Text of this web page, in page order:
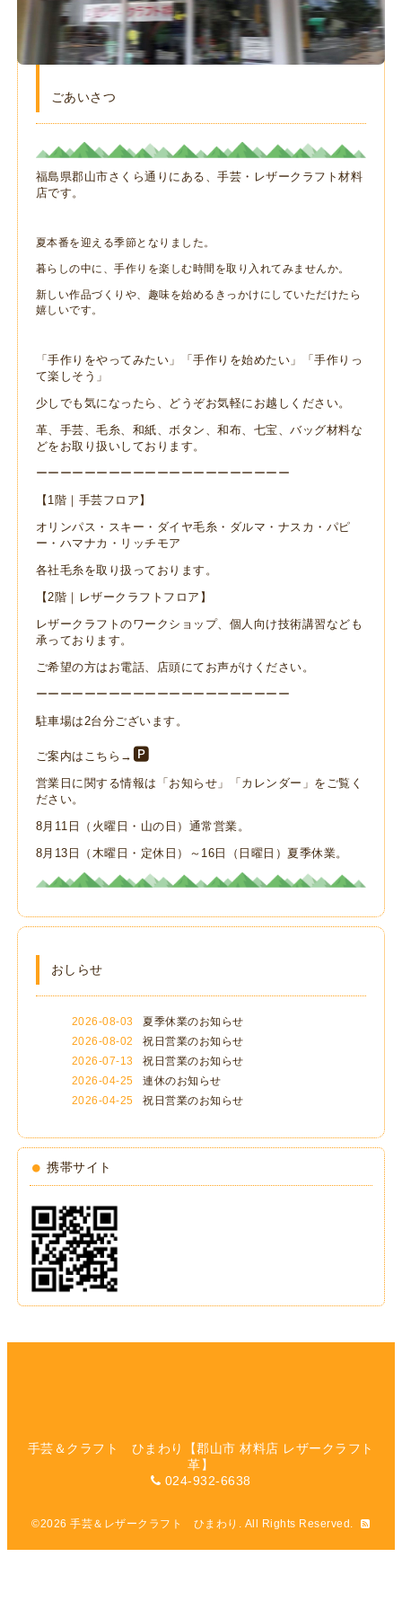
ごあいさつ
福島県郡山市さくら通りにある、手芸・レザークラフト材料
店です。
夏本番を迎える季節となりました。
暮らしの中に、手作りを楽しむ時間を取り入れてみませんか。
新しい作品づくりや、趣味を始めるきっかけにしていただけたら
嬉しいです。
「手作りをやってみたい」「手作りを始めたい」「手作りっ
て楽しそう」
少しでも気になったら、どうぞお気軽にお越しください。
革、手芸、毛糸、和紙、ボタン、和布、七宝、バッグ材料な
どをお取り扱いしております。
ーーーーーーーーーーーーーーーーーーーーー
【1階｜手芸フロア】
オリンパス・スキー・ダイヤ毛糸・ダルマ・ナスカ・パピ
ー・ハマナカ・リッチモア
各社毛糸を取り扱っております。
【2階｜レザークラフトフロア】
レザークラフトのワークショップ、個人向け技術講習なども
承っております。
ご希望の方はお電話、店頭にてお声がけください。
ーーーーーーーーーーーーーーーーーーーーー
駐車場は2台分ございます。
ご案内はこちら→ 🅿
営業日に関する情報は「お知らせ 」「カレンダー 」をご覧く
ださい。
8月11日（火曜日・山の日）通常営業。
8月13日（木曜日・定休日）～16日（日曜日）夏季休業。
おしらせ
2026-08-03
夏季休業のお知らせ
2026-08-02
祝日営業のお知らせ
2026-07-13
祝日営業のお知らせ
2026-04-25
連休のお知らせ
2026-04-25
祝日営業のお知らせ
携帯サイト
手芸＆クラフト ひまわり【郡山市 材料店 レザークラフト
革】
024-932-6638
©2026手芸＆レザークラフト ひまわり . All Rights Reserved.